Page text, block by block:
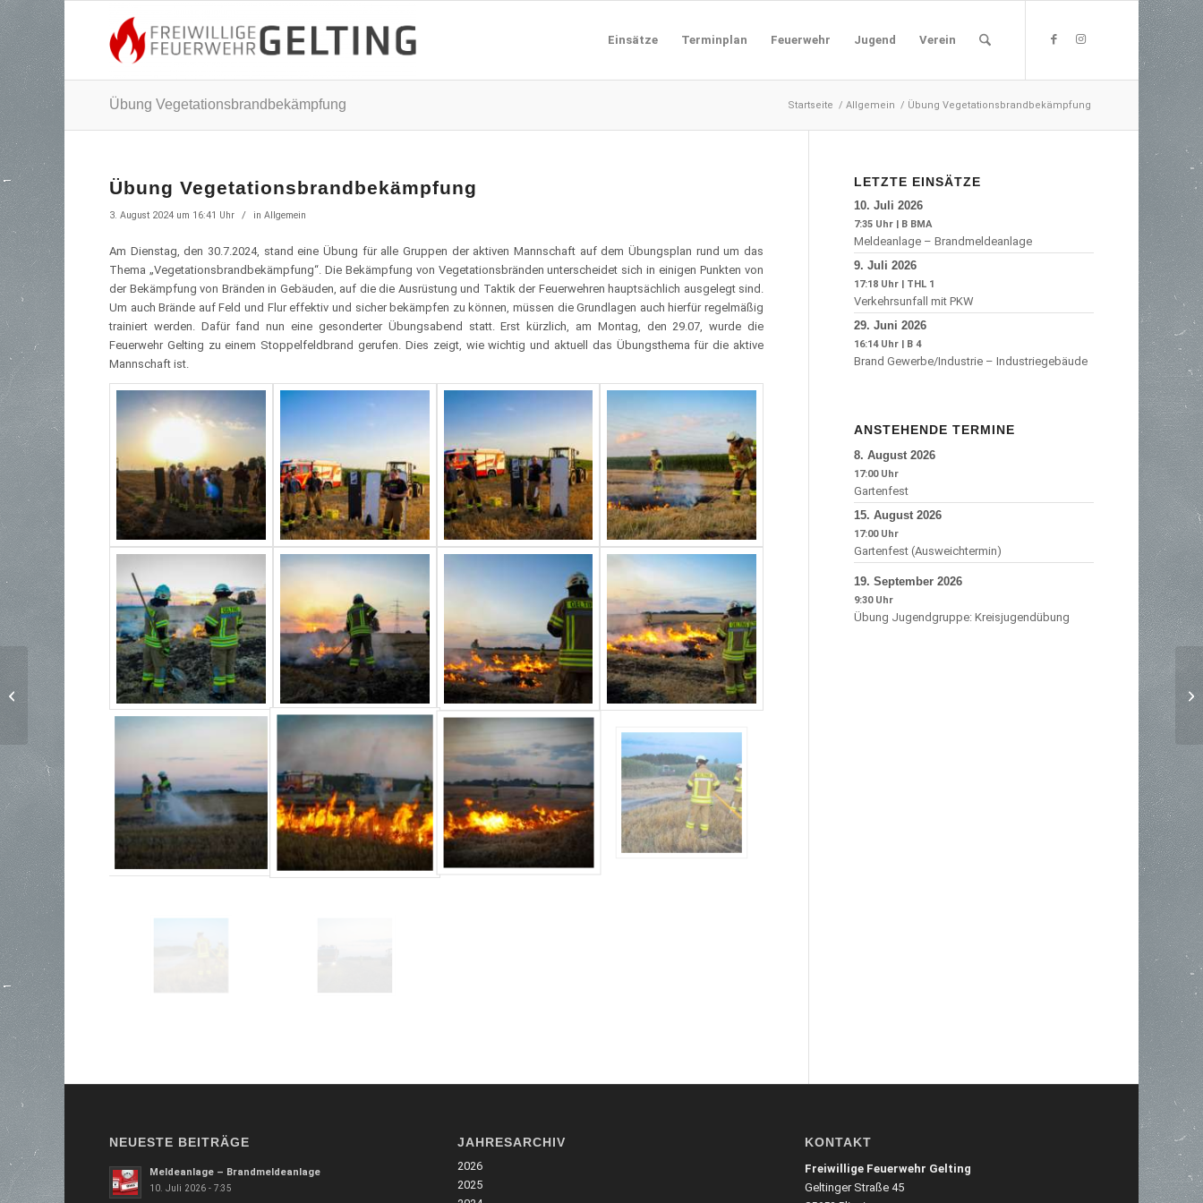
Einsätze Terminplan Feuerwehr Jugend Verein
Übung Vegetationsbrandbekämpfung Startseite / Allgemein / Übung Vegetationsbrandbekämpfung
Übung Vegetationsbrandbekämpfung
3. August 2024 um 16:41 Uhr / in Allgemein
Am Dienstag, den 30.7.2024, stand eine Übung für alle Gruppen der aktiven Mannschaft auf dem Übungsplan rund um das
Thema „Vegetationsbrandbekämpfung“. Die Bekämpfung von Vegetationsbränden unterscheidet sich in einigen Punkten von
der Bekämpfung von Bränden in Gebäuden, auf die die Ausrüstung und Taktik der Feuerwehren hauptsächlich ausgelegt sind.
Um auch Brände auf Feld und Flur effektiv und sicher bekämpfen zu können, müssen die Grundlagen auch hierfür regelmäßig
trainiert werden. Dafür fand nun eine gesonderter Übungsabend statt. Erst kürzlich, am Montag, den 29.07, wurde die
Feuerwehr Gelting zu einem Stoppelfeldbrand gerufen. Dies zeigt, wie wichtig und aktuell das Übungsthema für die aktive
Mannschaft ist.
LETZTE EINSÄTZE
10. Juli 2026
7:35 Uhr | B BMA
Meldeanlage – Brandmeldeanlage
9. Juli 2026
17:18 Uhr | THL 1
Verkehrsunfall mit PKW
29. Juni 2026
16:14 Uhr | B 4
Brand Gewerbe/Industrie – Industriegebäude
ANSTEHENDE TERMINE
8. August 2026
17:00
Gartenfest
15. August 2026
17:00
Gartenfest (Ausweichtermin)
19. September 2026
9:30
Übung Jugendgruppe: Kreisjugendübung
NEUESTE BEITRÄGE
Meldeanlage – Brandmeldeanlage
10. Juli 2026 - 7:35
JAHRESARCHIV
2026
2025
KONTAKT
Freiwillige Feuerwehr Gelting
Geltinger Straße 45
Fluthelferempfang
Schloss Schleißheim